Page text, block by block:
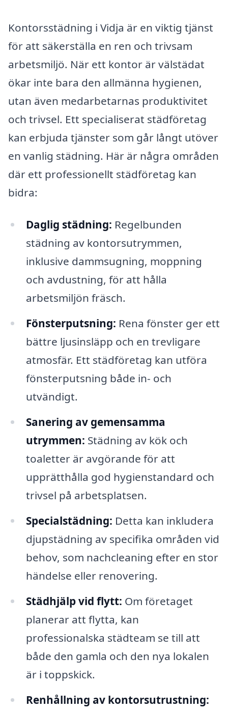
Kontorsstädning i Vidja är en viktig tjänst
för att säkerställa en ren och trivsam
arbetsmiljö. När ett kontor är välstädat
ökar inte bara den allmänna hygienen,
utan även medarbetarnas produktivitet
och trivsel. Ett specialiserat städföretag
kan erbjuda tjänster som går långt utöver
en vanlig städning. Här är några områden
där ett professionellt städföretag kan
bidra:
Daglig städning: Regelbunden
städning av kontorsutrymmen,
inklusive dammsugning, moppning
och avdustning, för att hålla
arbetsmiljön fräsch.
Fönsterputsning: Rena fönster ger ett
bättre ljusinsläpp och en trevligare
atmosfär. Ett städföretag kan utföra
fönsterputsning både in- och
utvändigt.
Sanering av gemensamma
utrymmen: Städning av kök och
toaletter är avgörande för att
upprätthålla god hygienstandard och
trivsel på arbetsplatsen.
Specialstädning: Detta kan inkludera
djupstädning av specifika områden vid
behov, som nachcleaning efter en stor
händelse eller renovering.
Städhjälp vid flytt: Om företaget
planerar att flytta, kan
professionalska städteam se till att
både den gamla och den nya lokalen
är i toppskick.
Renhållning av kontorsutrustning: